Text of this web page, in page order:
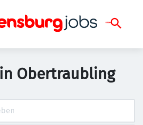
Obertraubling